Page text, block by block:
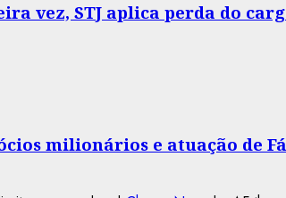
vez, STJ aplica perda do
milionários e atuação de